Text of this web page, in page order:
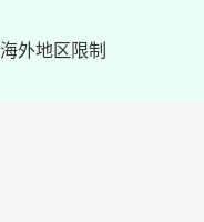
海外地区限制